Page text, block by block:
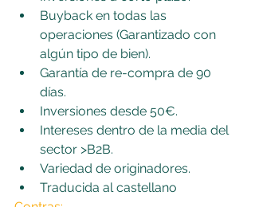
Buyback en todas las
operaciones (Garantizado con
algún tipo de bien).
Garantía de re-compra de 90
días.
Inversiones desde 50€.
Intereses dentro de la media del
sector >B2B.
Variedad de originadores.
Traducida al castellano